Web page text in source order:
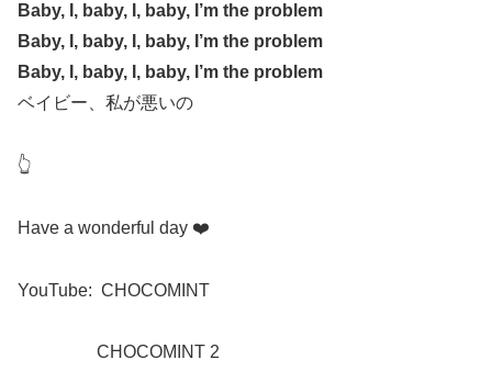
Baby, I, baby, I, baby, I’m the problem
Baby, I, baby, I, baby, I’m the problem
Baby, I, baby, I, baby, I’m the problem
ベイビー、私が悪いの
👆
Have a wonderful day ❤️
YouTube: CHOCOMINT
CHOCOMINT 2